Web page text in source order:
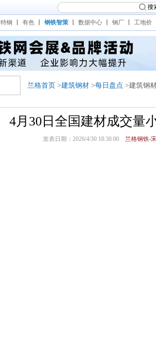
搜
特钢 有色 钢铁智策 数据中心 钢厂 工地价
兰格首页 >建筑钢材 >每日盘点 >建筑钢
4月30日全国建材成交量
发表日期：2026/4/30 18:30:00兰格钢铁-